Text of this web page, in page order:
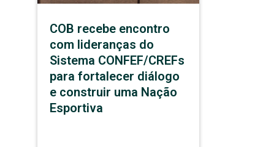
COB recebe encontro
com lideranças do
Sistema CONFEF/CREFs
para fortalecer diálogo
e construir uma Nação
Esportiva